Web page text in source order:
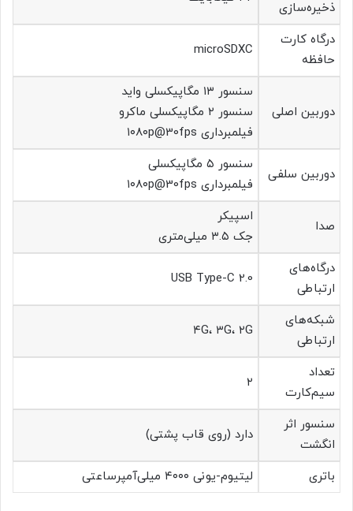
ذخیره‌سازی
درگاه کارت
حافظه
microSDXC
دوربین اصلی
سنسور ۱۳ مگاپیکسلی واید
سنسور ۲ مگاپیکسلی ماکرو
فیلمبرداری ۱۰۸۰p@30fps
دوربین سلفی
سنسور ۵ مگاپیکسلی
فیلمبرداری ۱۰۸۰p@30fps
صدا
اسپیکر
جک ۳.۵ میلی‌متری
درگاه‌های
ارتباطی
USB Type-C 2.0
شبکه‌های
ارتباطی
۴G، ۳G، ۲G
تعداد
سیم‌کارت
۲
سنسور اثر
انگشت
دارد (روی قاب پشتی)
باتری لیتیوم-یونی ۴۰۰۰ میلی‌آمپرساعتی